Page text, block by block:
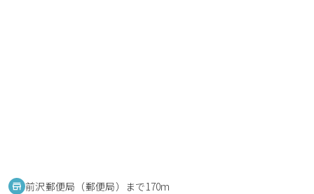
前沢郵便局（郵便局）まで170m